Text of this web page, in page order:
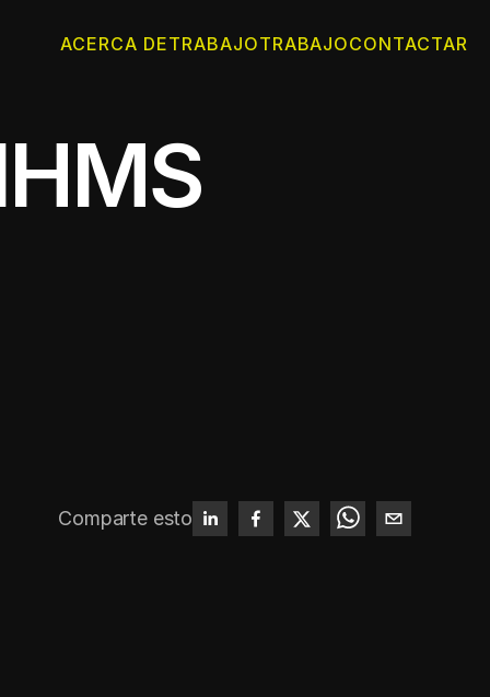
ACERCA DETRABAJOTRABAJOCONTACTAR
Comparte esto